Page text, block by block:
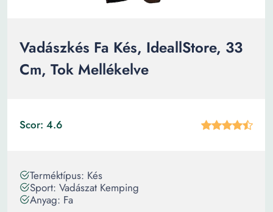
Vadászkés Fa Kés, IdeallStore, 33
Cm, Tok Mellékelve
Scor: 4.6
Terméktípus: Kés
Sport: Vadászat Kemping
Anyag: Fa